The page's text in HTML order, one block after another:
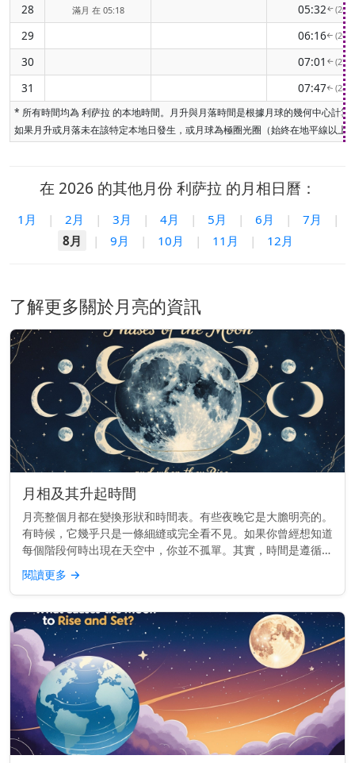
28 滿月 在 05:18 05:32↑
29 06:16↑
30 07:01 ↑
31 07:47↑
* 所有時間均為 利萨拉 的本地時間。月升與月落時間是根據月球的幾何中心計
如果月升或月落未在該特定本地日發生，或月球為極圈光圈（始終在地平線以
在 2026 的其他月份 利萨拉 的月相日曆：
1月 | 2月 | 3月 | 4月 | 5月 | 6月 | 7月
|
8月
| 9月 | 10月 | 11月 | 12月
了解更多關於月亮的資訊
月相及其升起時間
月亮整個月都在變換形狀和時間表。有些夜晚它是大膽明亮的。
有時候，它幾乎只是一條細縫或完全看不見。如果你曾經想知道
每個階段何時出現在天空中，你並不孤單。其實，時間是遵循一
個節奏的。 重點提示： 每個月相的升起時間不同——從日出到
日落——這取決...
閱讀更多 →